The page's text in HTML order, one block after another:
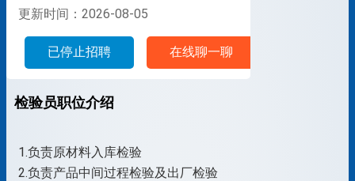
更新时间：2026-08-05
已停止招聘 在线聊一聊
检验员职位介绍
1.负责原材料入库检验
2.负责产品中间过程检验及出厂检验